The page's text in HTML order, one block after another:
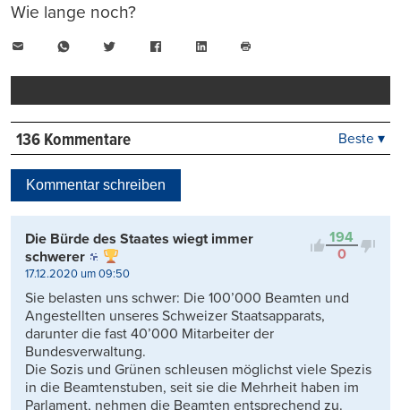
Wie lange noch?
WhatsAppTwitter FacebookLinkedIn
drucken
136 Kommentare
Kontrovers
Beste ▾
Kommentar schreiben
194
0
Die Bürde des Staates wiegt immer
schwerer
17.12.2020 um 09:50
Sie belasten uns schwer: Die 100’000 Beamten und
Angestellten unseres Schweizer Staatsapparats,
darunter die fast 40’000 Mitarbeiter der
Bundesverwaltung.
Die Sozis und Grünen schleusen möglichst viele Spezis
in die Beamtenstuben, seit sie die Mehrheit haben im
Parlament, nehmen die Beamten entsprechend zu.